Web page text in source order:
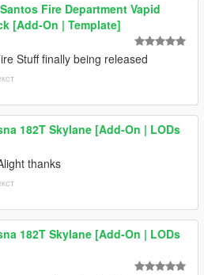
Fire Department Vapid
[Add-On | Template]
Stuff finally being released
182T Skylane [Add-On | LODs
thanks
182T Skylane [Add-On | LODs